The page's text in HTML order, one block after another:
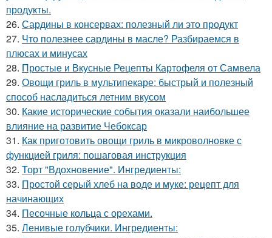
продукты.
26. Сардины в консервах: полезный ли это продукт
27. Что полезнее сардины в масле? Разбираемся в
плюсах и минусах
28. Простые и Вкусные Рецепты Картофеля от Самвела
29. Овощи гриль в мультипекаре: быстрый и полезный
способ насладиться летним вкусом
30. Какие исторические события оказали наибольшее
влияние на развитие Чебоксар
31. Как приготовить овощи гриль в микроволновке с
функцией гриля: пошаговая инструкция
32. Торт "Вдохновение". Ингредиенты:
33. Простой серый хлеб на воде и муке: рецепт для
начинающих
34. Песочные кольца с орехами.
35. Ленивые голубчики. Ингредиенты: